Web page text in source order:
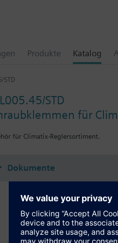
Produkte Katalog
STD
STD
für
für Climatix-Reglersortiment.
Dokumente